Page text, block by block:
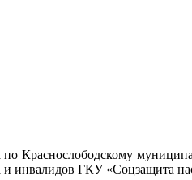
по Краснослободскому
и инвалидов ГКУ «Соцзащита